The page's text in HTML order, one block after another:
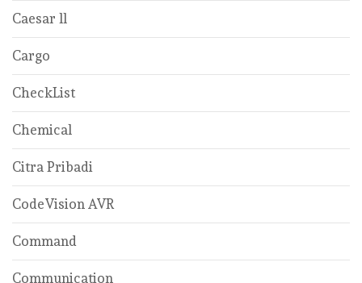
Caesar ll
Cargo
CheckList
Chemical
Citra Pribadi
CodeVision AVR
Command
Communication